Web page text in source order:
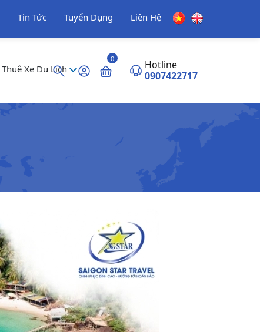
Tin Tức Tuyển Dụng Liên Hệ
Thuê Xe Du Lịch
0
Hotline
0907422717